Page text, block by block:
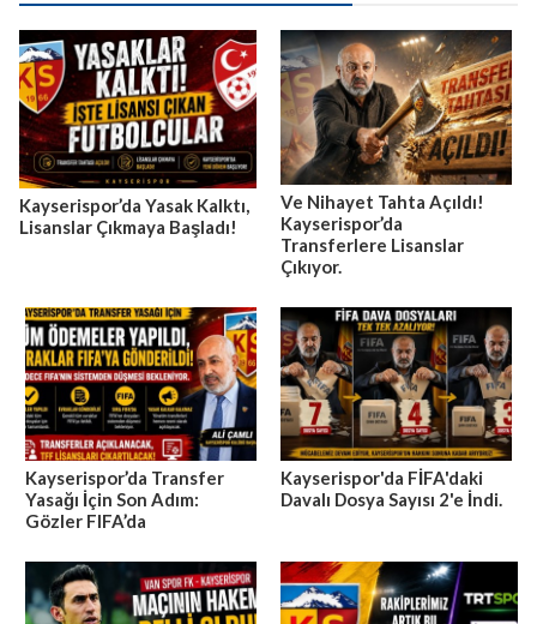
Kayserispor’da Yasak Kalktı,
Lisanslar Çıkmaya Başladı!
Ve Nihayet Tahta Açıldı!
Kayserispor’da
Transferlere Lisanslar
Çıkıyor.
Kayserispor’da Transfer
Yasağı İçin Son Adım:
Gözler FIFA’da
Kayserispor'da FİFA'daki
Davalı Dosya Sayısı 2'e İndi.